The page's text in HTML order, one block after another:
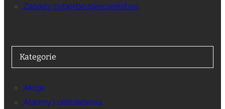
Zasady cyberbezpieczeństwa
Kategorie
Akcje
Alarmy i ostrzeżenia